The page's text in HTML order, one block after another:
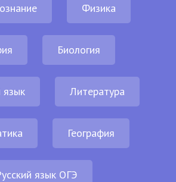
Физика
Биология
язык Литература
География
язык ОГЭ